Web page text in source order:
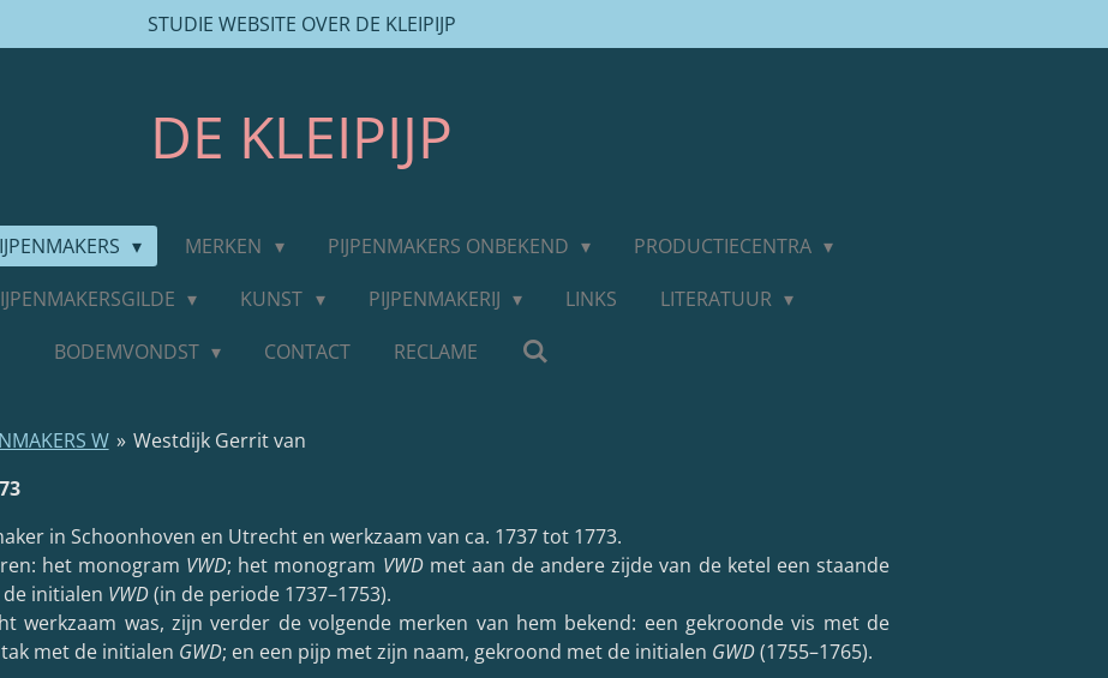
STUDIE WEBSITE OVER DE KLEIPIJP
DE KLEIPIJP
MERKEN PIJPENMAKERS ONBEKEND
PRODUCTIECENTRA
KUNST PIJPENMAKERIJ LINKS
LITERATUUR
BODEMVONDST
CONTACT RECLAME
W » Westdijk Gerrit van
in Schoonhoven en Utrecht en werkzaam van ca. 1737 tot 1773.
het monogram VWD; het monogram VWDmet aan de andere zijde van de ketel een staande
initialen VWD(in de periode 1737–1753).
werkzaam was, zijn verder de volgende merken van hem bekend: een gekroonde vis met de
met de initialen GWD; en een pijp met zijn naam, gekroond met de initialen GWD(1755–1765).